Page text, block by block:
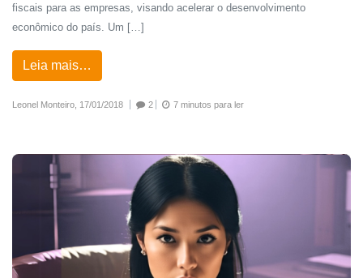
fiscais para as empresas, visando acelerar o desenvolvimento
econômico do país. Um […]
Leia mais…
Leonel Monteiro, 17/01/2018 2 7 minutos para ler